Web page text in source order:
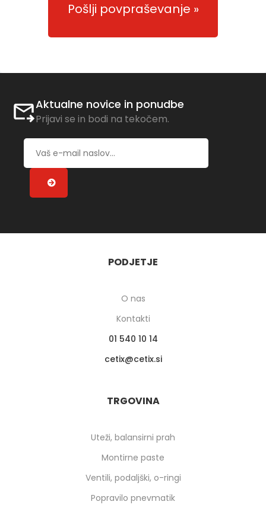
Pošlji povpraševanje
Aktualne novice in ponudbe
Prijavi se in bodi na tekočem.
PODJETJE
O nas
Kontakti
01 540 10 14
cetix
cetix.si
TRGOVINA
Uteži, balansirni prah
Montirne paste
Ventili, podaljški, o-ringi
Popravilo pnevmatik